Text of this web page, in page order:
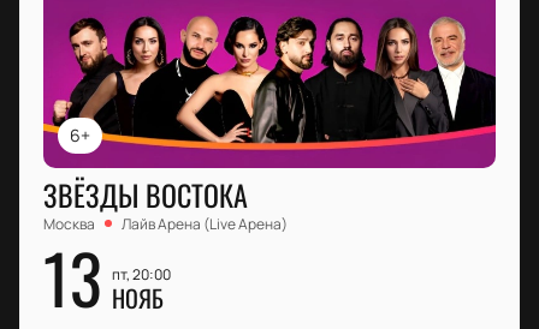
6+
ЗВЁЗДЫ ВОСТОКА
Москва Лайв Арена (Live Арена)
13 пт, 20:00
НОЯБ